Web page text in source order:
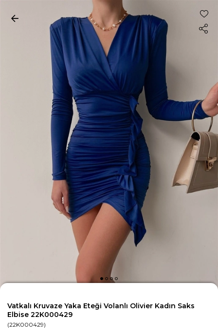
Vatkalı Kruvaze Yaka Eteği Volanlı Olivier Kadın Saks
Elbise 22K000429
(22K000429)